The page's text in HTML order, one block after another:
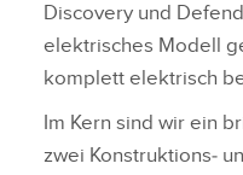
Discovery und
elektrisches Modell
komplett elektrisch
Im Kern sind wir ein
zwei Konstruktions‑